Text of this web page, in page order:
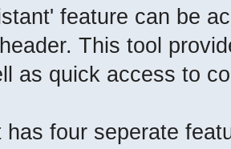
feature can be
This tool
as quick access to
has four seperate